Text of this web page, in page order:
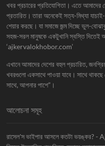
খবর প্রচারের প্রতিযোগিতা। এতে আমাদের
প্রতারিত। তারা অনেকেই সত্য-মিথ্যা
শেয়ার করছে। যা সমাজে জন্ম দিচ্ছে ভুল-
সহজ-সরল মানুষকে একটুখানি স্বস্তি দিতেই
‘ajkervalokhobor.com’
এখানে আমাদের দেশের বহুল প্রচারিত,
খবরগুলো একসাথে পাওয়া যাবে। সাথে
সাথে, আপনার পাশে”।
আলোচনা সমূহ
রাসেল'স ভাইপার আসলে কতটা ভয়ঙ্কর?